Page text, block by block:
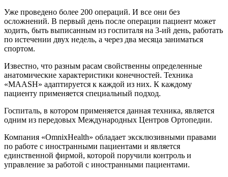
Уже проведено более 200 операций. И все они без
осложнений. В первый день после операции пациент может
ходить, быть выписанным из госпиталя на 3-ий день, работать
по истечении двух недель, а через два месяца заниматься
спортом.
Известно, что разным расам свойственны определенные
анатомические характеристики конечностей. Техника
«MAASH» адаптируется к каждой из них. К каждому
пациенту применяется специальный подход.
Госпиталь, в котором применяется данная техника, является
одним из передовых Международных Центров Ортопедии.
Компания «OmnixHealth» обладает эксклюзивными правами
по работе с иностранными пациентами и является
единственной фирмой, которой поручили контроль и
управление за работой с иностранными пациентами.